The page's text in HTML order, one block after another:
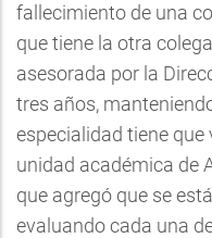
fallecimiento de una
que tiene la otra
asesorada por la
tres años,
especialidad tiene que
unidad académica de
que agregó que se
evaluando cada una